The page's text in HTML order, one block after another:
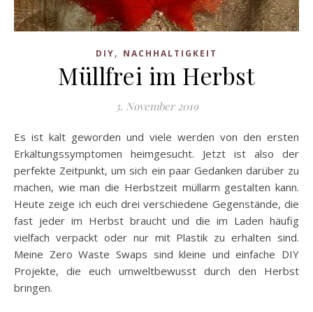
DIY, NACHHALTIGKEIT
Müllfrei im Herbst
3. November 2019
Es ist kalt geworden und viele werden von den ersten
Erkältungssymptomen heimgesucht. Jetzt ist also der
perfekte Zeitpunkt, um sich ein paar Gedanken darüber zu
machen, wie man die Herbstzeit müllarm gestalten kann.
Heute zeige ich euch drei verschiedene Gegenstände, die
fast jeder im Herbst braucht und die im Laden häufig
vielfach verpackt oder nur mit Plastik zu erhalten sind.
Meine Zero Waste Swaps sind kleine und einfache DIY
Projekte, die euch umweltbewusst durch den Herbst
bringen.